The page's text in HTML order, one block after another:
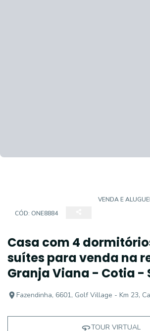
VENDA E
CÓD: ONE8884
Casa com 4
suítes para venda na
Granja Viana - Cotia -
Fazendinha, 6601, Golf Village - Km 23,
TOUR VIRTUAL